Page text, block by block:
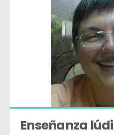
Enseñanza